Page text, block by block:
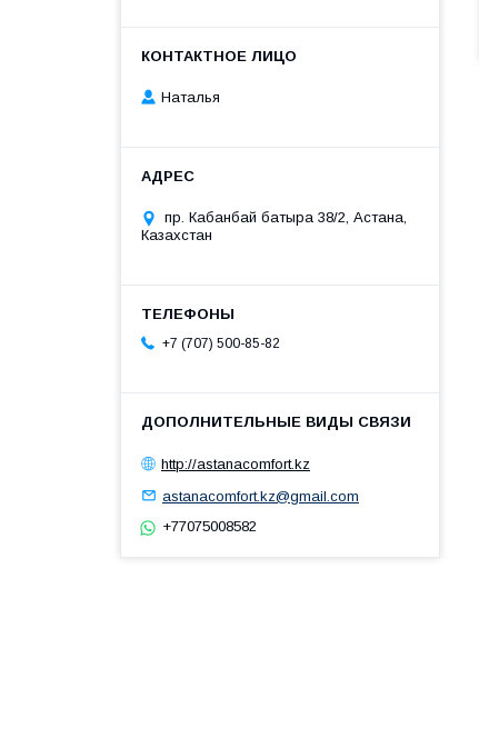
Наталья
пр. Кабанбай батыра 38/2, Астана,
Казахстан
+7 (707) 500-85-82
http://astanacomfort.kz
astanacomfort.kz@gmail.com
+77075008582